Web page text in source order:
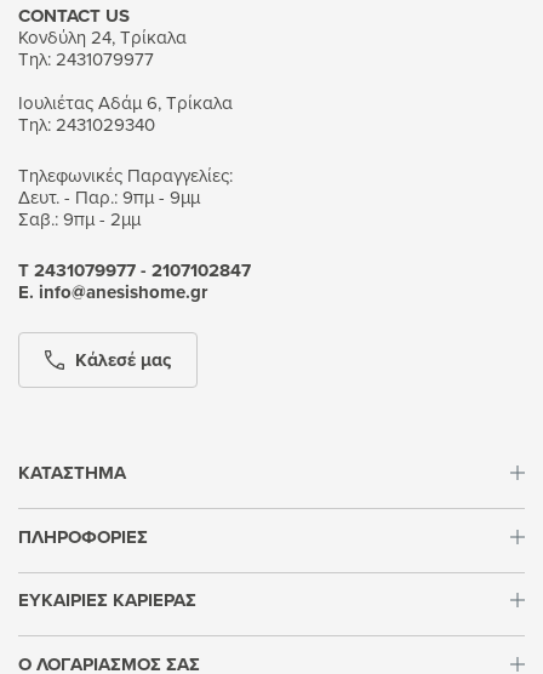
CONTACT US
Κονδύλη 24, Τρίκαλα
Τηλ: 2431079977
Ιουλιέτας Αδάμ 6, Τρίκαλα
Τηλ: 2431029340
Τηλεφωνικές Παραγγελίες:
Δευτ. - Παρ.: 9πμ - 9μμ
Σαβ.: 9πμ - 2μμ
Τ 2431079977 - 2107102847
Ε. info@anesishome.gr
Κάλεσέ μας
ΚΑΤΑΣΤΗΜΑ
ΠΛΗΡΟΦΟΡΙΕΣ
ΕΥΚΑΙΡΙΕΣ ΚΑΡΙΕΡΑΣ
Ο ΛΟΓΑΡΙΑΣΜΟΣ ΣΑΣ